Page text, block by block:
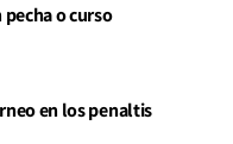
pecha o curso
en los penaltis